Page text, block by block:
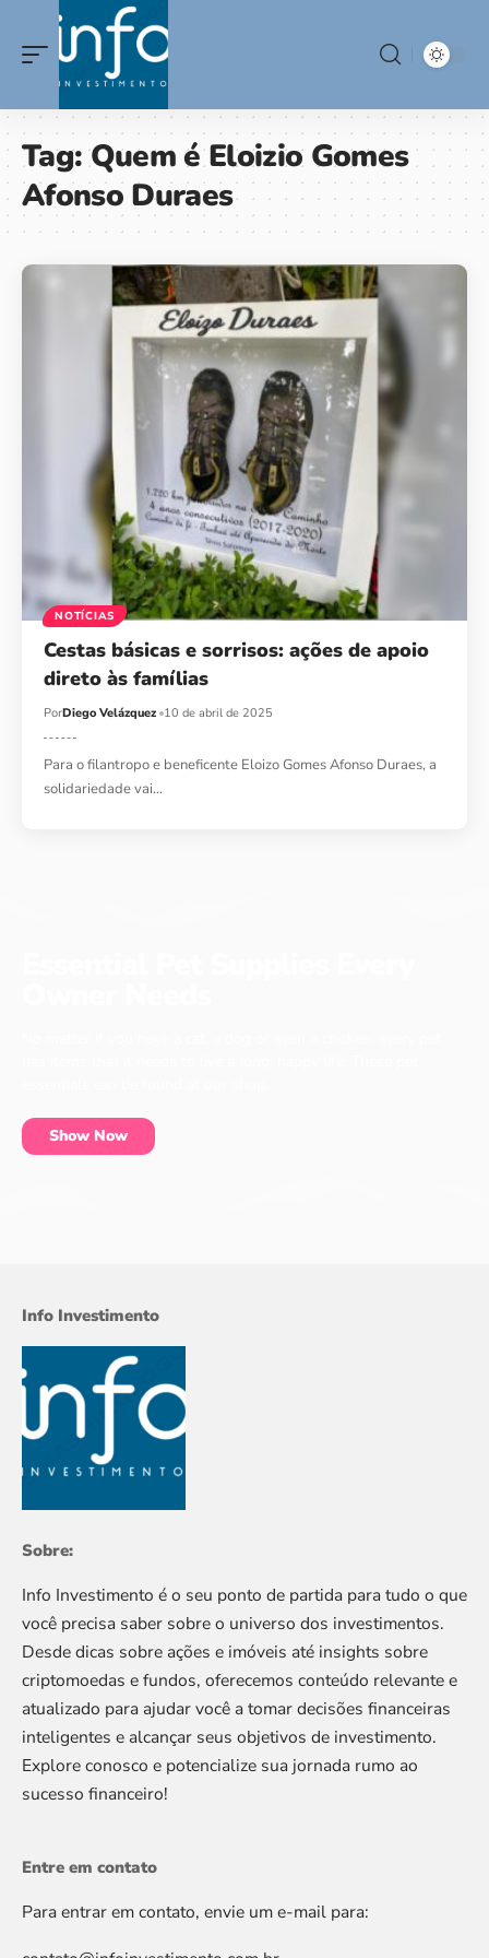
Tag:Quem é Eloizio Gomes
Afonso Duraes
NOTÍCIAS
Cestas básicas e sorrisos: ações de apoio
direto às famílias
PorDiego Velázquez 10 de abril de 2025
Para o filantropo e beneficente Eloizo Gomes Afonso Duraes, a
solidariedade vai…
Show Now
Info Investimento
Sobre:
Info Investimento é o seu ponto de partida para tudo o que
você precisa saber sobre o universo dos investimentos.
Desde dicas sobre ações e imóveis até insights sobre
criptomoedas e fundos, oferecemos conteúdo relevante e
atualizado para ajudar você a tomar decisões financeiras
inteligentes e alcançar seus objetivos de investimento.
Explore conosco e potencialize sua jornada rumo ao
sucesso financeiro!
Entre em contato
Para entrar em contato, envie um e-mail para: